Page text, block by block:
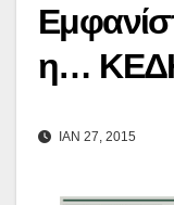
η…
ΙΑΝ 27, 2015